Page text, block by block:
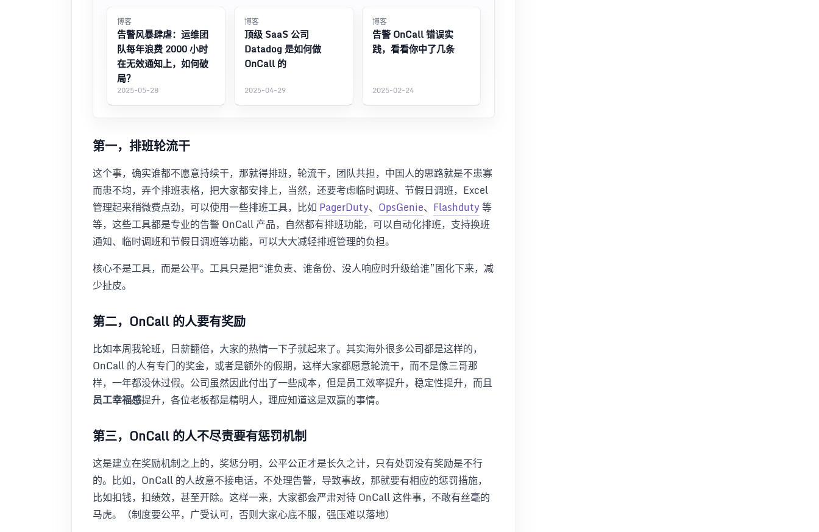
博客
告警风暴肆虐：运维团
队每年浪费 2000 小时
在无效通知上，如何破
局？
2025-05-28
博客
顶级 SaaS 公司
Datadog 是如何做
OnCall 的
2025-04-29
博客
告警 OnCall 错误实
践，看看你中了几条
2025-02-24
第一，排班轮流干
这个事，确实谁都不愿意持续干，那就得排班，轮流干，团队共担，中国人的思路就是不患寡
而患不均，弄个排班表格，把大家都安排上，当然，还要考虑临时调班、节假日调班，Excel
管理起来稍微费点劲，可以使用一些排班工具，比如 PagerDuty、 OpsGenie、 Flashduty等
等，这些工具都是专业的告警 OnCall 产品，自然都有排班功能，可以自动化排班，支持换班
通知、临时调班和节假日调班等功能，可以大大减轻排班管理的负担。
核心不是工具，而是公平。工具只是把“谁负责、谁备份、没人响应时升级给谁”固化下来，减
少扯皮。
第二，OnCall 的人要有奖励
比如本周我轮班，日薪翻倍，大家的热情一下子就起来了。其实海外很多公司都是这样的，
OnCall 的人有专门的奖金，或者是额外的假期，这样大家都愿意轮流干，而不是像三哥那
样，一年都没休过假。公司虽然因此付出了一些成本，但是员工效率提升，稳定性提升，而且
员工幸福感提升，各位老板都是精明人，理应知道这是双赢的事情。
第三，OnCall 的人不尽责要有惩罚机制
这是建立在奖励机制之上的，奖惩分明，公平公正才是长久之计，只有处罚没有奖励是不行
的。比如，OnCall 的人故意不接电话，不处理告警，导致事故，那就要有相应的惩罚措施，
比如扣钱，扣绩效，甚至开除。这样一来，大家都会严肃对待 OnCall 这件事，不敢有丝毫的
马虎。（制度要公平，广受认可，否则大家心底不服，强压难以落地）